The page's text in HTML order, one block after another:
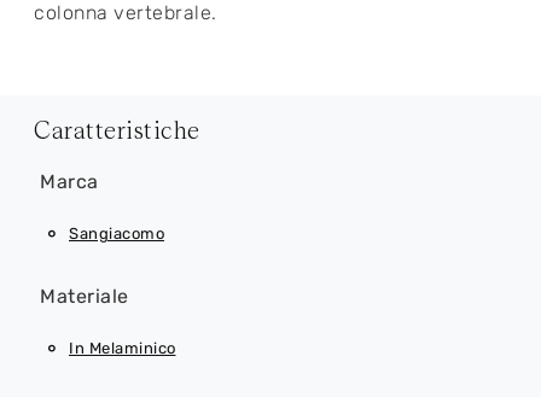
colonna vertebrale.
Caratteristiche
Marca
Sangiacomo
Materiale
In Melaminico